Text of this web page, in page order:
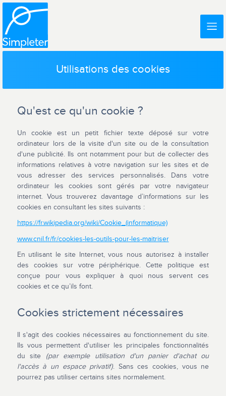
Utilisations des cookies
Qu'est ce qu'un cookie ?
Un cookie est un petit fichier texte déposé sur votre
ordinateur lors de la visite d'un site ou de la consultation
d'une publicité. Ils ont notamment pour but de collecter des
informations relatives à votre navigation sur les sites et de
vous adresser des services personnalisés. Dans votre
ordinateur les cookies sont gérés par votre navigateur
internet. Vous trouverez davantage d’informations sur les
cookies en consultant les sites suivants :
https://fr.wikipedia.org/wiki/Cookie_(informatique)
www.cnil.fr/fr/cookies-les-outils-pour-les-maitriser
En utilisant le site Internet, vous nous autorisez à installer
des cookies sur votre périphérique. Cette politique est
conçue pour vous expliquer à quoi nous servent ces
cookies et ce qu’ils font.
Cookies strictement nécessaires
Il s'agit des cookies nécessaires au fonctionnement du site.
Ils vous permettent d'utiliser les principales fonctionnalités
du site (par exemple utilisation d'un panier d'achat ou
l'accès à un espace privatif). Sans ces cookies, vous ne
pourrez pas utiliser certains sites normalement.